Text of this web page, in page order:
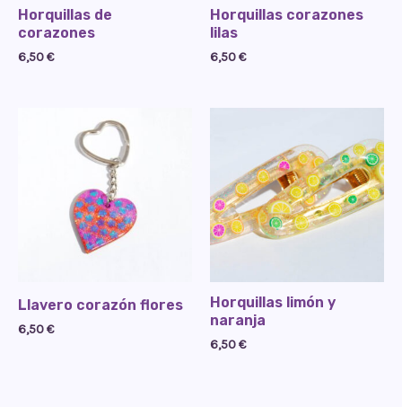
Horquillas de
corazones
6,50€
Horquillas corazones
lilas
6,50€
Llavero corazón flores
6,50€
Horquillas limón y
naranja
6,50€